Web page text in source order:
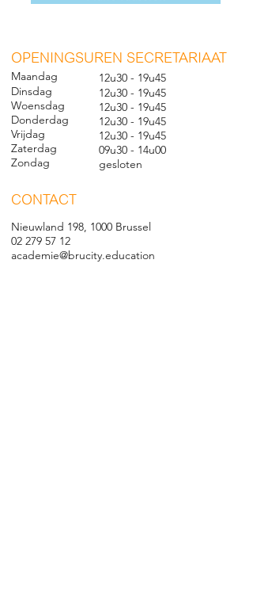
OPENINGSUREN SECRETARIAAT
Maandag
Dinsdag
Woensdag
Donderdag
Vrijdag
Zaterdag
Zondag
12u30 - 19u45
12u30 - 19u45
12u30 - 19u45
12u30 - 19u45
12u30 - 19u45
09u30 - 14u00
gesloten
CONTACT
Nieuwland 198, 1000 Brussel
02 279 57 12
academie@brucity.education